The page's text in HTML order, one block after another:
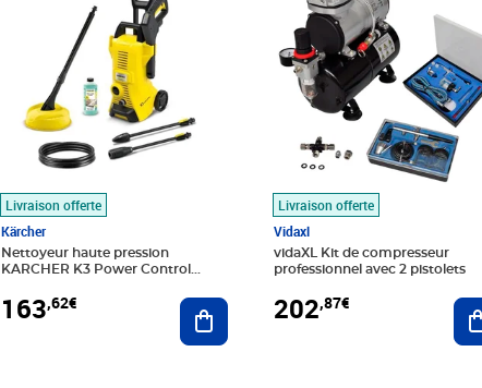
Livraison offerte
Kärcher
Nettoyeur haute pression
KARCHER K3 Power Control
163,62€ Ajouter au panier
Livraison offerte
Vidaxl
vidaXL Kit de compresseur
professionnel avec 2 pistolets
202,87€